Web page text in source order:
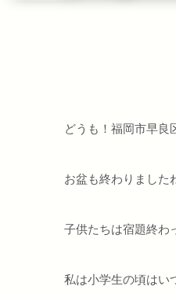
どうも！福岡市早良
お盆も終わりました
子供たちは宿題終わ
私は小学生の頃はい